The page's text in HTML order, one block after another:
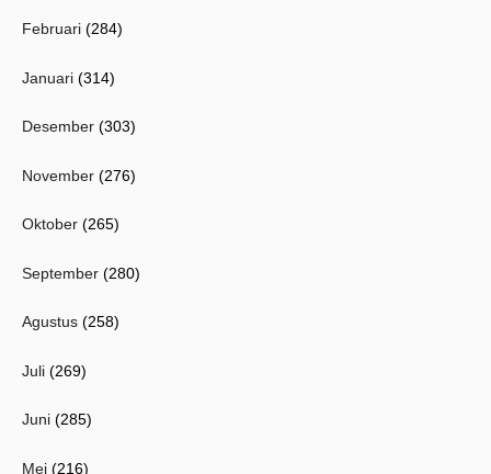
Februari (284)
Januari (314)
Desember (303)
November (276)
Oktober (265)
September (280)
Agustus (258)
Juli (269)
Juni (285)
Mei (216)